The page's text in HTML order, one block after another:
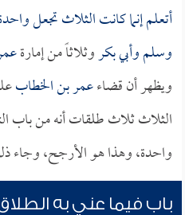
أتعلم إنما كانت الثلاث تجعل
وسلم وأبي بكروثلاثاً من إمارة
ويظهر أن قضاءعمر بن الخطاب
الثلاث ثلاث طلقات أنه من باب
واحدة، وهذا هو الأرجح، وجاء
باب فيما عني به